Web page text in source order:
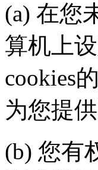
(a) 在您
算机上
cookies
为您提
(b) 您有